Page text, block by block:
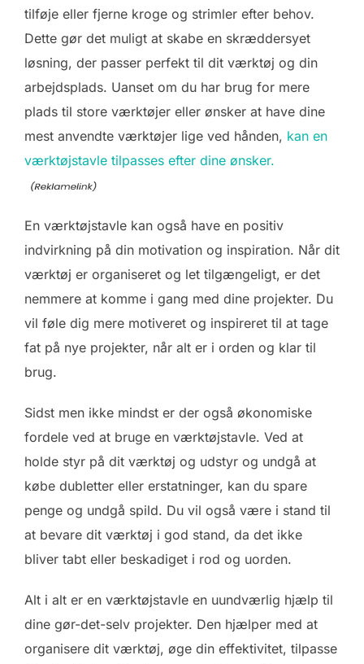
tilføje eller fjerne kroge og strimler efter behov.
Dette gør det muligt at skabe en skræddersyet
løsning, der passer perfekt til dit værktøj og din
arbejdsplads. Uanset om du har brug for mere
plads til store værktøjer eller ønsker at have dine
mest anvendte værktøjer lige ved hånden, kan en
værktøjstavle tilpasses efter dine ønsker.
En værktøjstavle kan også have en positiv
indvirkning på din motivation og inspiration. Når dit
værktøj er organiseret og let tilgængeligt, er det
nemmere at komme i gang med dine projekter. Du
vil føle dig mere motiveret og inspireret til at tage
fat på nye projekter, når alt er i orden og klar til
brug.
Sidst men ikke mindst er der også økonomiske
fordele ved at bruge en værktøjstavle. Ved at
holde styr på dit værktøj og udstyr og undgå at
købe dubletter eller erstatninger, kan du spare
penge og undgå spild. Du vil også være i stand til
at bevare dit værktøj i god stand, da det ikke
bliver tabt eller beskadiget i rod og uorden.
Alt i alt er en værktøjstavle en uundværlig hjælp til
dine gør-det-selv projekter. Den hjælper med at
organisere dit værktøj, øge din effektivitet, tilpasse